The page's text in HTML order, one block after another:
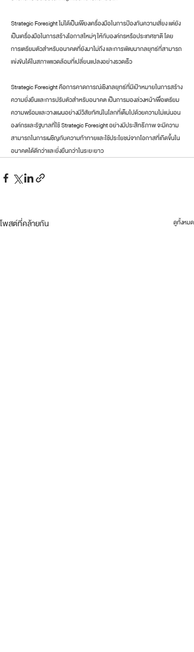
Strategic Foresight ไม่ได้เป็นเพียงเครื่องมือในการป้องกันความเสี่ยง แต่ยัง
เป็นเครื่องมือในการสร้างโอกาสใหม่ๆ ให้กับองค์กรหรือประเทศชาติ โดย
การเตรียมตัวสำหรับอนาคตที่ยังมาไม่ถึง และการพัฒนากลยุทธ์ที่สามารถ
แข่งขันได้ในสภาพแวดล้อมที่เปลี่ยนแปลงอย่างรวดเร็ว
Strategic Foresight คือการคาดการณ์เชิงกลยุทธ์ที่มีเป้าหมายในการสร้าง
ความยั่งยืนและการปรับตัวสำหรับอนาคต เป็นการมองล่วงหน้าเพื่อเตรียม
ความพร้อมและวางแผนอย่างมีวิสัยทัศน์ในโลกที่เต็มไปด้วยความไม่แน่นอน
องค์กรและรัฐบาลที่ใช้ Strategic Foresight อย่างมีประสิทธิภาพ จะมีความ
สามารถในการเผชิญกับความท้าทายและใช้ประโยชน์จากโอกาสที่เกิดขึ้นใน
อนาคตได้ดีกว่าและยั่งยืนกว่าในระยะยาว
โพสต์ที่คล้ายกัน ดูทั้งหมด